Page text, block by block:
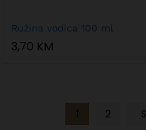
Ružina vodica 100 ml
3,70 KM
1 2